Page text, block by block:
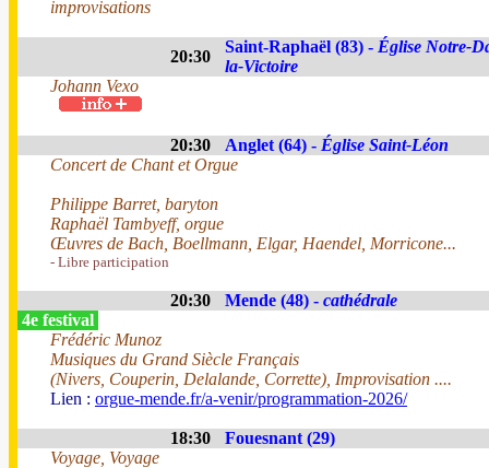
improvisations
20:30
Saint-Raphaël (83) - Église Notre-
la-Victoire
Johann Vexo
20:30 Anglet (64) - Église Saint-Léon
Concert de Chant et Orgue
Philippe Barret, baryton
Raphaël Tambyeff, orgue
Œuvres de Bach, Boellmann, Elgar, Haendel, Morricone...
- Libre participation
20:30 Mende (48) - cathédrale
4e festival
Frédéric Munoz
Musiques du Grand Siècle Français
(Nivers, Couperin, Delalande, Corrette), Improvisation ....
Lien : orgue-mende.fr/a-venir/programmation-2026/
18:30
Fouesnant (29)
Voyage, Voyage